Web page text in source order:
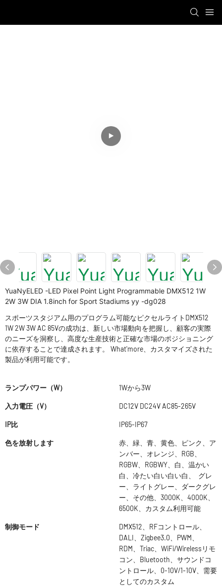
YuaNyELED -LED Pixel Point Light Programmable DMX512 1W
2W 3W DIA 1.8inch for Sport Stadiums yy -dg028
スポーツスタジアム用のプログラム可能なピクセルライトDMX512
1W 2W 3W AC 85Vの成功は、新しい市場動向を把握し、顧客の実際
のニーズを洞察し、高度な生産技術と正確な市場のポジショニング
に依存することで達成されます。 What'more、カスタマイズされた
製品が利用可能です。
ランプパワー（W） 1Wから3W
入力電圧（V） DC12V DC24V AC85-265V
IP比 IP65-IP67
色を放射します
赤、緑、青、黄色、ピンク、ア
ンバー、オレンジ、RGB、
RGBW、RGBWY、白、温かい
白、冷たい白い白い白、 グレ
ー、ライトグレー、ダークグレ
ー、その他、3000K、4000K、
6500K、カスタム利用可能
制御モード
DMX512、RFコントロール、
DALI、Zigbee3.0、PWM、
RDM、Triac、WiFi/Wirelessリモ
コン、Bluetooth、サウンドコ
ントロール、0-10V/1-10V、需要
としてのカスタム